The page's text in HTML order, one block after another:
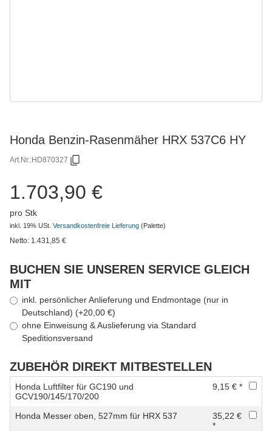
Honda Benzin-Rasenmäher HRX 537C6 HY
Art.Nr.:HD870327
1.703,90 €
pro Stk
inkl. 19% USt. Versandkostenfreie Lieferung (Palette)
Netto: 1.431,85 €
BUCHEN SIE UNSEREN SERVICE GLEICH
MIT
inkl. persönlicher Anlieferung und Endmontage (nur in
Deutschland) (+20,00 €)
ohne Einweisung & Auslieferung via Standard
Speditionsversand
ZUBEHÖR DIREKT MITBESTELLEN
Honda Luftfilter für GC190 und
GCV190/145/170/200
9,15 € *
Honda Messer oben, 527mm für HRX 537
35,22 €
*